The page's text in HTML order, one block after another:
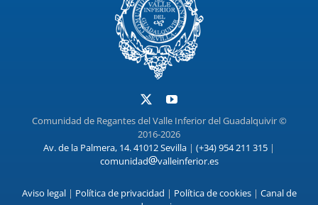
Comunidad de Regantes del Valle Inferior del Guadalquivir ©
2016-2026
Av. de la Palmera, 14. 41012 Sevilla | (+34) 954 211 315 |
comunidad
valleinferior.es
Aviso legal| Política de privacidad | Política de cookies| Canal de